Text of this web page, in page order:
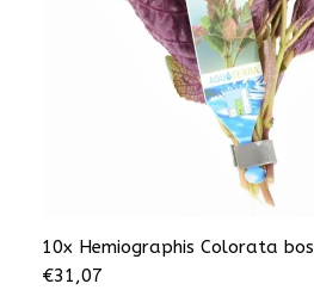
10x Hemiographis Colorata bos
€31,07